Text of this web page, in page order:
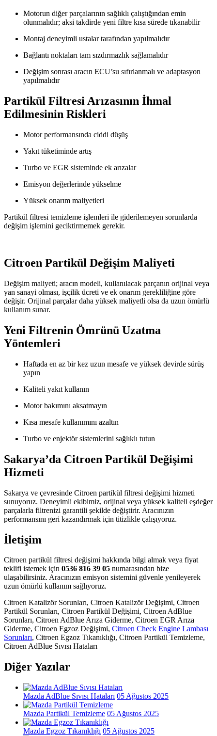
Motorun diğer parçalarının sağlıklı çalıştığından emin
olunmalıdır; aksi takdirde yeni filtre kısa sürede tıkanabilir
Montaj deneyimli ustalar tarafından yapılmalıdır
Bağlantı noktaları tam sızdırmazlık sağlamalıdır
Değişim sonrası aracın ECU’su sıfırlanmalı ve adaptasyon
yapılmalıdır
Partikül Filtresi Arızasının İhmal
Edilmesinin Riskleri
Motor performansında ciddi düşüş
Yakıt tüketiminde artış
Turbo ve EGR sisteminde ek arızalar
Emisyon değerlerinde yükselme
Yüksek onarım maliyetleri
Partikül filtresi temizleme işlemleri ile giderilemeyen sorunlarda
değişim işlemini geciktirmemek gerekir.
Citroen Partikül Değişim Maliyeti
Değişim maliyeti; aracın modeli, kullanılacak parçanın orijinal veya
yan sanayi olması, işçilik ücreti ve ek onarım gerekliliğine göre
değişir. Orijinal parçalar daha yüksek maliyetli olsa da uzun ömürlü
kullanım sunar.
Yeni Filtrenin Ömrünü Uzatma
Yöntemleri
Haftada en az bir kez uzun mesafe ve yüksek devirde sürüş
yapın
Kaliteli yakıt kullanın
Motor bakımını aksatmayın
Kısa mesafe kullanımını azaltın
Turbo ve enjektör sistemlerini sağlıklı tutun
Sakarya’da Citroen Partikül Değişimi
Hizmeti
Sakarya ve çevresinde Citroen partikül filtresi değişimi hizmeti
sunuyoruz. Deneyimli ekibimiz, orijinal veya yüksek kaliteli eşdeğer
parçalarla filtrenizi garantili şekilde değiştirir. Aracınızın
performansını geri kazandırmak için titizlikle çalışıyoruz.
İletişim
Citroen partikül filtresi değişimi hakkında bilgi almak veya fiyat
teklifi istemek için 0536 816 39 05 numarasından bize
ulaşabilirsiniz. Aracınızın emisyon sistemini güvenle yenileyerek
uzun ömürlü kullanım sağlıyoruz.
Citroen Katalizör Sorunları, Citroen Katalizör Değişimi, Citroen
Partikül Sorunları, Citroen Partikül Değişimi, Citroen AdBlue
Sorunları, Citroen AdBlue Arıza Giderme, Citroen EGR Arıza
Giderme, Citroen Egzoz Değişimi, Citroen Check Engine Lambası
Sorunları, Citroen Egzoz Tıkanıklığı, Citroen Partikül Temizleme,
Citroen AdBlue Sıvısı Hataları
Diğer Yazılar
Mazda AdBlue Sıvısı Hataları 05 Ağustos 2025
Mazda Partikül Temizleme 05 Ağustos 2025
Mazda Egzoz Tıkanıklığı 05 Ağustos 2025